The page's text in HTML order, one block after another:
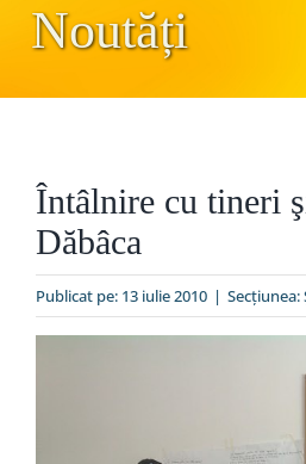
Organizare
Liturgic
Special
Noutăți
Întâlnire cu tineri
Dăbâca
Publicat pe: 13 iulie 2010 | Secțiunea: